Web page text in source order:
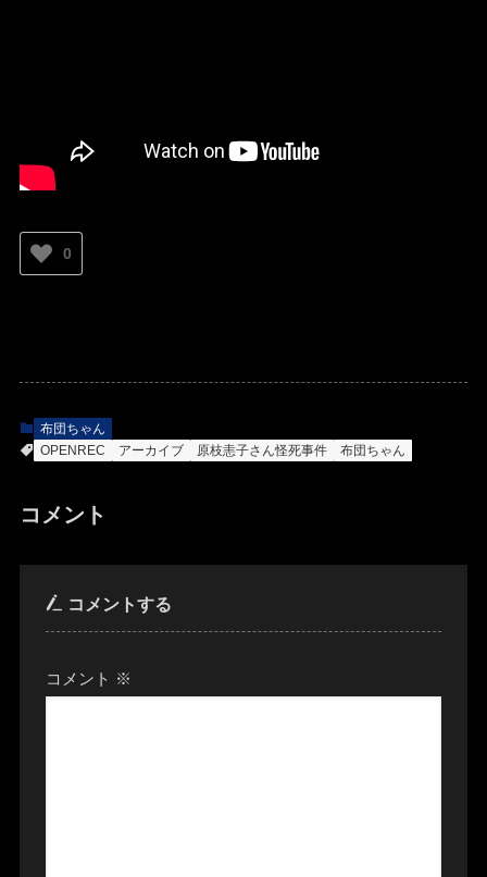
0
布団ちゃん
OPENREC
アーカイブ 原枝恚子さん怪死事件 布団ちゃん
コメント
コメントする
コメント ※